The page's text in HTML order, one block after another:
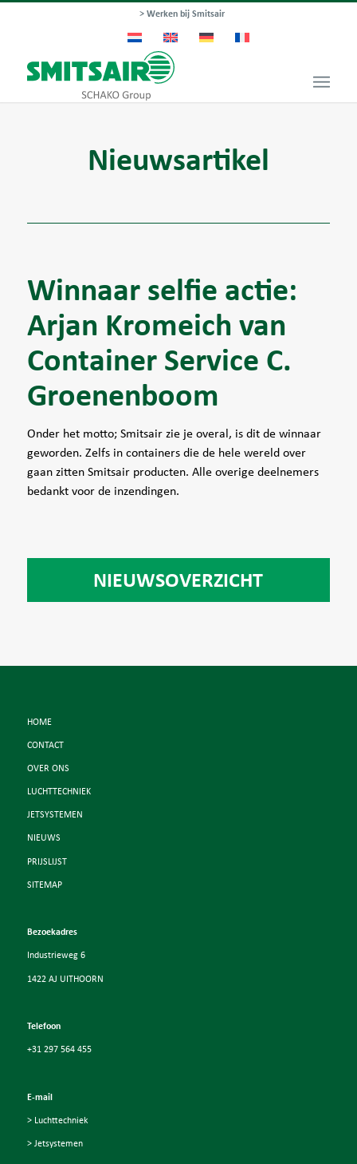
> Werken bij Smitsair
Nieuwsartikel
Winnaar selfie actie:
Arjan Kromeich van
Container Service C.
Groenenboom
Onder het motto; Smitsair zie je overal, is dit de winnaar
geworden. Zelfs in containers die de hele wereld over
gaan zitten Smitsair producten. Alle overige deelnemers
bedankt voor de inzendingen.
NIEUWSOVERZICHT
HOME
CONTACT
OVER ONS
LUCHTTECHNIEK
JETSYSTEMEN
NIEUWS
PRIJSLIJST
SITEMAP
Bezoekadres
Industrieweg 6
1422 AJ UITHOORN
Telefoon
+31 297 564 455
E-mail
> Luchttechniek
> Jetsystemen